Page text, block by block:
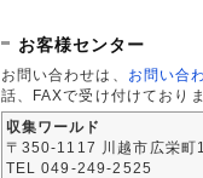
お客様センター
お問い合わせは、 お問い合
話、FAXで受け付けておりま
収集ワールド
〒350-1117 川越市広栄町
TEL 049-249-2525